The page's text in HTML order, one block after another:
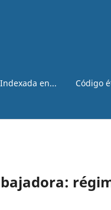
Indexada en... Código